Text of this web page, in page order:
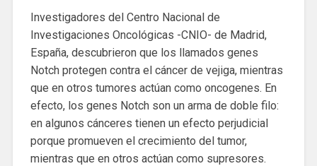
Investigadores del Centro Nacional de
Investigaciones Oncológicas -CNIO- de Madrid,
España, descubrieron que los llamados genes
Notch protegen contra el cáncer de vejiga, mientras
que en otros tumores actúan como oncogenes. En
efecto, los genes Notch son un arma de doble filo:
en algunos cánceres tienen un efecto perjudicial
porque promueven el crecimiento del tumor,
mientras que en otros actúan como supresores.